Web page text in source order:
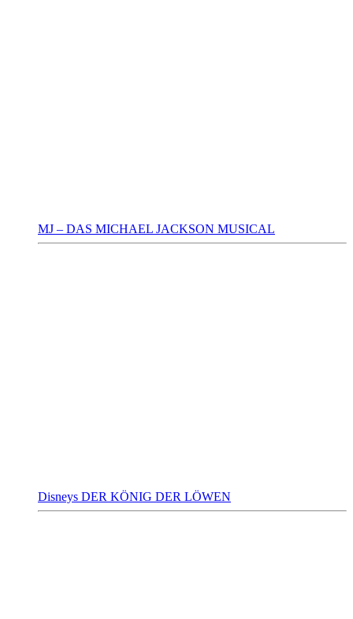
MJ – DAS MICHAEL JACKSON MUSICAL
Disneys DER KÖNIG DER LÖWEN